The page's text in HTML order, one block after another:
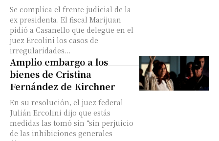
Se complica el frente judicial de la
ex presidenta. El fiscal Marijuan
pidió a Casanello que delegue en el
juez Ercolini los casos de
irregularidades...
Amplio embargo a los
bienes de Cristina
Fernández de Kirchner
En su resolución, el juez federal
Julián Ercolini dijo que estás
medidas las tomó sin “sin perjuicio
de las inhibiciones generales